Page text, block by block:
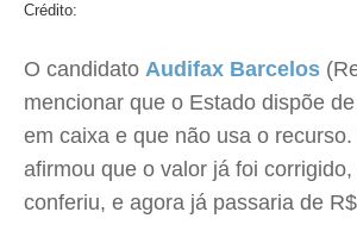
Crédito:
O candidato Audifax Barcelos
mencionar que o Estado dispõe
em caixa e que não usa o
afirmou que o valor já foi
conferiu, e agora já passaria de